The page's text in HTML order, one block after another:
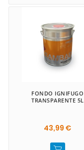
FONDO IGNIFUGO
TRANSPARENTE 5L
43,99 €